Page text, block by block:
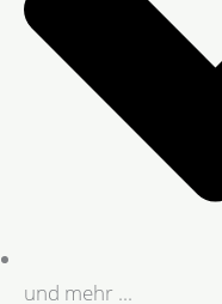
und mehr ...